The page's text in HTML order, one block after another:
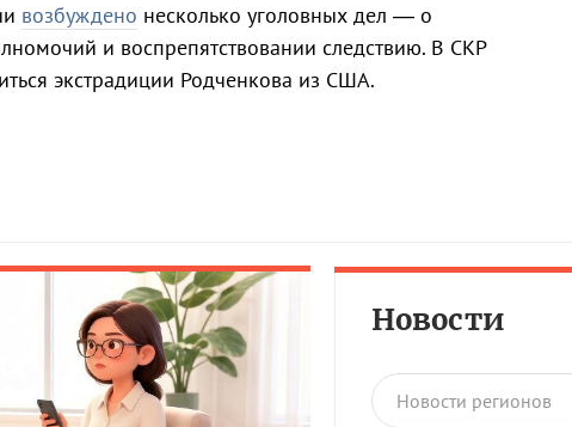
возбуждено несколько уголовных дел — о
и воспрепятствовании следствию. В СКР
экстрадиции Родченкова из США.
Новости
Новости регионов